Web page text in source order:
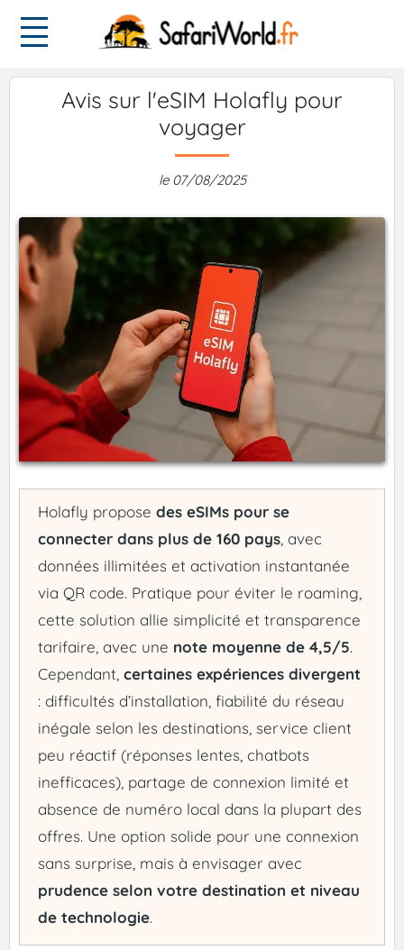
Avis sur l'eSIM Holafly pour
voyager
le 07/08/2025
Holafly propose des eSIMs pour se
connecter dans plus de 160 pays , avec
données illimitées et activation instantanée
via QR code. Pratique pour éviter le roaming,
cette solution allie simplicité et transparence
tarifaire, avec une note moyenne de 4,5/5.
Cependant, certaines expériences divergent
: difficultés d’installation, fiabilité du réseau
inégale selon les destinations, service client
peu réactif (réponses lentes, chatbots
inefficaces), partage de connexion limité et
absence de numéro local dans la plupart des
offres. Une option solide pour une connexion
sans surprise, mais à envisager avec
prudence selon votre destination et niveau
de technologie.